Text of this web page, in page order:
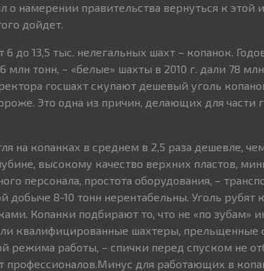
намерении правительства вернуться к этой
дойдет.
до 13,5 тыс. нелегальных шахт – копанок.
тонн, – «белые» шахты в 2010 г. дали 78 млн
госшахт скупают дешевый уголь
Это одна из причин, делающих для части
на копанках в среднем в 2,5 раза дешевле,
высокому качество верхних пластов,
персонала, простота оборудования, –
добыче 8-10 тонн нерентабельны. Уголь рубят
Копанки подбирают то, что не «по зубам»
квалифицированные шахтеры, прельщенные
режима работы, – спички перед спуском не
для работающих в